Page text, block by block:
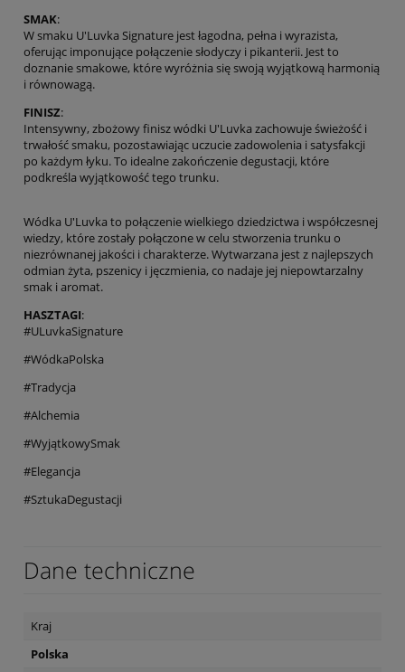
SMAK:
W smaku U'Luvka Signature jest łagodna, pełna i wyrazista,
oferując imponujące połączenie słodyczy i pikanterii. Jest to
doznanie smakowe, które wyróżnia się swoją wyjątkową harmonią
i równowagą.
FINISZ:
Intensywny, zbożowy finisz wódki U'Luvka zachowuje świeżość i
trwałość smaku, pozostawiając uczucie zadowolenia i satysfakcji
po każdym łyku. To idealne zakończenie degustacji, które
podkreśla wyjątkowość tego trunku.
Wódka U'Luvka to połączenie wielkiego dziedzictwa i współczesnej
wiedzy, które zostały połączone w celu stworzenia trunku o
niezrównanej jakości i charakterze. Wytwarzana jest z najlepszych
odmian żyta, pszenicy i jęczmienia, co nadaje jej niepowtarzalny
smak i aromat.
HASZTAGI:
#ULuvkaSignature
#WódkaPolska
#Tradycja
#Alchemia
#WyjątkowySmak
#Elegancja
#SztukaDegustacji
Dane techniczne
Kraj
Polska